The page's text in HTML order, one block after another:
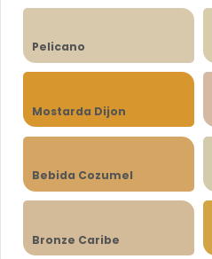
Pelicano
Mostarda Dijon
Bebida Cozumel
Bronze Caribe